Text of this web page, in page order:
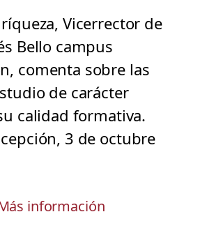
Vicerrector de
Bello campus
comenta sobre las
de carácter
calidad formativa.
3 de octubre
información